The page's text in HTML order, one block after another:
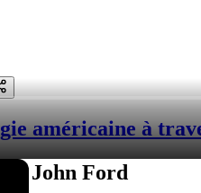
américaine à
John Ford